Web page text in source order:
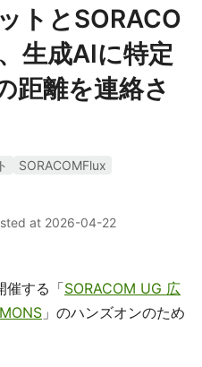
トとSORACO
生成AIに特定
距離を連絡さ
SORACOMFlux
at 2026-04-22
催する「SORACOM UG 広
」のハンズオンのため